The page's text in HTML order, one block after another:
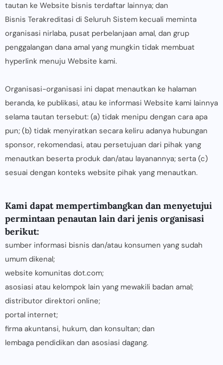
tautan ke Website bisnis terdaftar lainnya; dan
Bisnis Terakreditasi di Seluruh Sistem kecuali meminta
organisasi nirlaba, pusat perbelanjaan amal, dan grup
penggalangan dana amal yang mungkin tidak membuat
hyperlink menuju Website kami.
Organisasi-organisasi ini dapat menautkan ke halaman
beranda, ke publikasi, atau ke informasi Website kami lainnya
selama tautan tersebut: (a) tidak menipu dengan cara apa
pun; (b) tidak menyiratkan secara keliru adanya hubungan
sponsor, rekomendasi, atau persetujuan dari pihak yang
menautkan beserta produk dan/atau layanannya; serta (c)
sesuai dengan konteks website pihak yang menautkan.
Kami dapat mempertimbangkan dan menyetujui
permintaan penautan lain dari jenis organisasi
berikut:
sumber informasi bisnis dan/atau konsumen yang sudah
umum dikenal;
website komunitas dot.com;
asosiasi atau kelompok lain yang mewakili badan amal;
distributor direktori online;
portal internet;
firma akuntansi, hukum, dan konsultan; dan
lembaga pendidikan dan asosiasi dagang.